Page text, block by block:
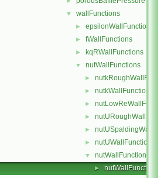
▼ wallFunctions
► epsilonWallFunctions
► fWallFunctions
► kqRWallFunctions
▼ nutWallFunctions
►
► nutkWallFunction
►
►
►
► nutUWallFunction
▼ nutWallFunction
►